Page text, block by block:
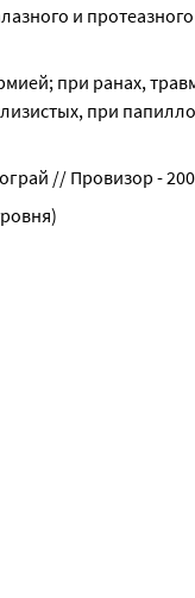
и
при ранах,
при
// Провизор -